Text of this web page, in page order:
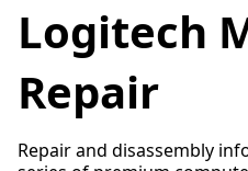
Logitech
Repair
Repair and disassembly